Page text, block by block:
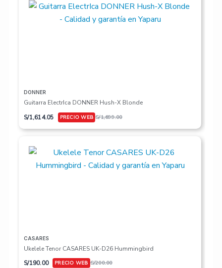
DONNER
Guitarra ElectrIca DONNER Hush-X Blonde
S/1,699.00
S/1,614.05
CASARES
Ukelele Tenor CASARES UK-D26 Hummingbird
S/200.00
S/190.00